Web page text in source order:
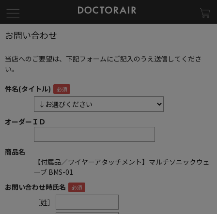
お問い合わせ
当店へのご要望は、下記フォームにご記入のうえ送信してくださ
い。
件名(タイトル)
オーダーＩＤ
商品名
【付属品／ワイヤーアタッチメント】マルチソニックウェ
ーブ BMS-01
お問い合わせ時氏名
［姓］